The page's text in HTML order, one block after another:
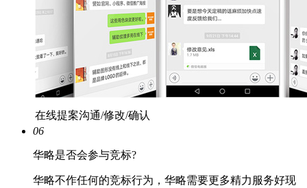
在线提案沟通/修改/确认
06
华略是否会参与竞标?
华略不作任何的竞标行为，华略需要更多精力服务好现